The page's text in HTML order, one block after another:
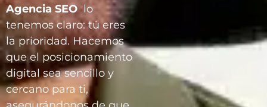
Agencia SEOlo
tenemos claro: tú eres
la prioridad. Hacemos
que el posicionamiento
digital sea sencillo y
cercano para ti,